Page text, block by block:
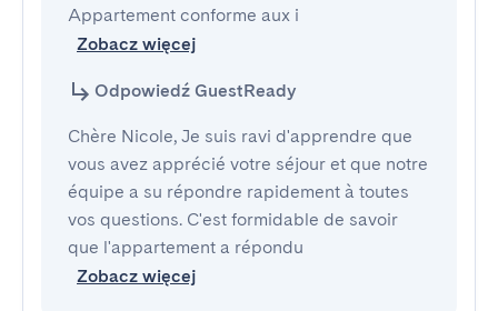
Appartement conforme aux i
Zobacz więcej
Odpowiedź GuestReady
Chère Nicole, Je suis ravi d'apprendre que
vous avez apprécié votre séjour et que notre
équipe a su répondre rapidement à toutes
vos questions. C'est formidable de savoir
que l'appartement a répondu
Zobacz więcej